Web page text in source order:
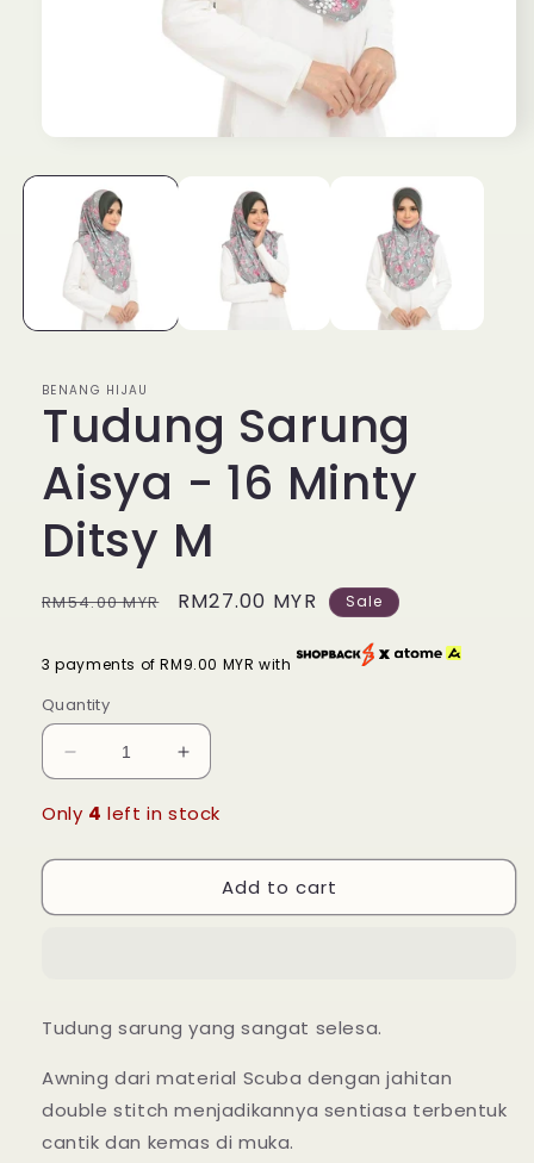
1
modal
BENANG HIJAU
Tudung Sarung
Aisya - 16 Minty
Ditsy M
Regular
RM54.00 MYR
Sale
RM27.00 MYR Sale
3 payments of RM9.00 MYR with
Quantity
Decrease
quantity
for
Sarung
-
Increase
quantity
for
Sarung
Aisya
-
Only 4 left in stock
Add to cart
Tudung sarung yang sangat selesa.
Awning dari material Scuba dengan jahitan
double stitch menjadikannya sentiasa terbentuk
cantik dan kemas di muka.